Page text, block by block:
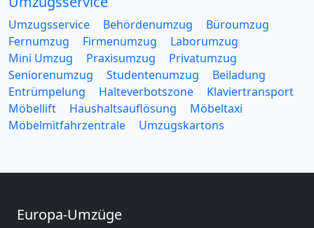
Umzugsservice Behördenumzug
Büroumzug
Fernumzug
Firmenumzug
Laborumzug
Mini Umzug
Praxisumzug
Privatumzug
Seniorenumzug
Studentenumzug
Beiladung
Entrümpelung
Halteverbotszone
Klaviertransport
Möbellift
Haushaltsauflösung
Möbeltaxi
Möbelmitfahrzentrale
Umzugskartons
Europa-Umzüge